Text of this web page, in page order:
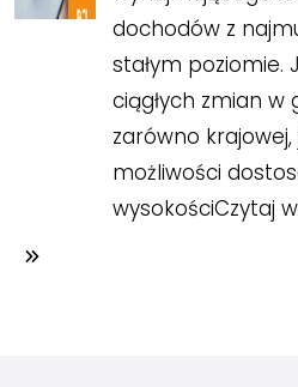
dochodów z
stałym poziomie.
ciągłych zmian w
zarówno
możliwości
wysokościCzytaj